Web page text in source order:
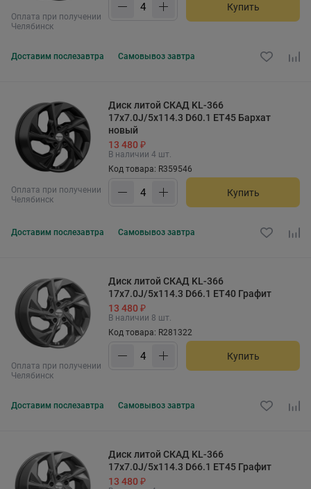
Оплата при получении
Челябинск
Купить
Доставим послезавтра Самовывоз завтра
Оплата при получении
Челябинск
Диск литой СКАД KL-366
17x7.0J/5x114.3 D60.1 ET45 Бархат
новый
13 480 ₽
В наличии 4 шт.
Код товара: R359546
Купить
Доставим послезавтра Самовывоз завтра
Оплата при получении
Челябинск
Диск литой СКАД KL-366
17x7.0J/5x114.3 D66.1 ET40 Графит
13 480 ₽
В наличии 8 шт.
Код товара: R281322
Купить
Доставим послезавтра Самовывоз завтра
Диск литой СКАД KL-366
17x7.0J/5x114.3 D66.1 ET45 Графит
13 480 ₽